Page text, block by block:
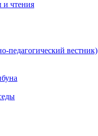
и чтения
педагогический вестник)